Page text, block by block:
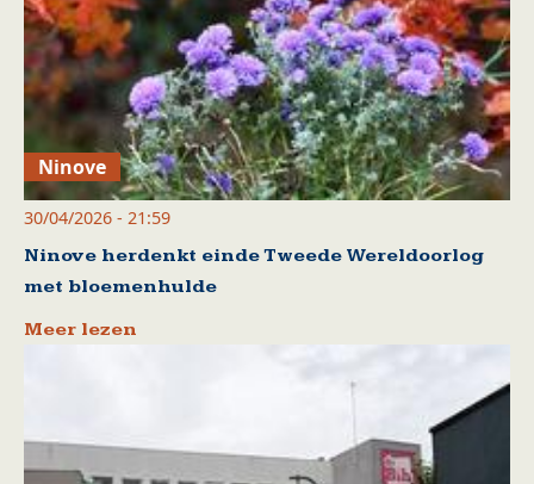
Ninove
30/04/2026 - 21:59
Ninove herdenkt einde Tweede Wereldoorlog
met bloemenhulde
Meer lezen